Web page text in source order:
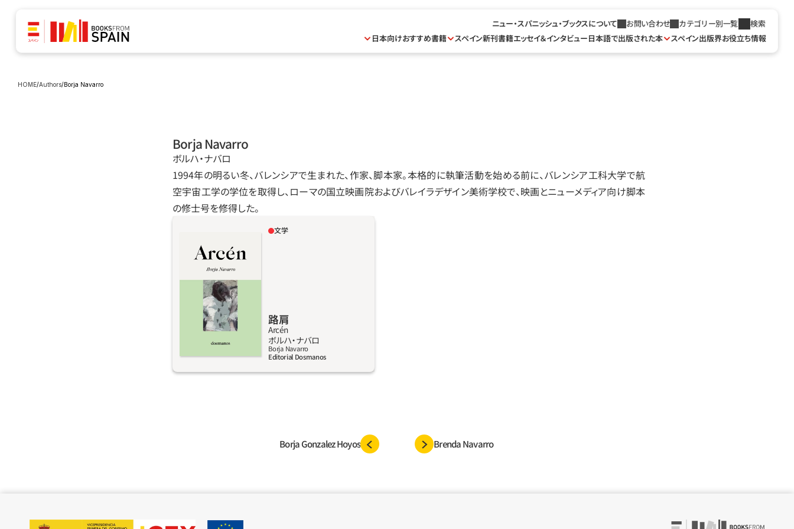
ニュー・スパニッシュ・ブックスについて お問い合わせ カテゴリー別一覧
検索
日本向けおすすめ書籍
スペイン新刊書籍エッセイ＆インタビュー日本語で出版された本 スペイン出版界お役立ち情報
HOME/Authors/Borja Navarro
Borja Navarro
ボルハ・ナバロ
1994年の明るい冬、バレンシアで生まれた、作家、脚本家。本格的に執筆活動を始める前に、バレンシア工科大学で航
空宇宙工学の学位を取得し、ローマの国立映画院およびバレイラデザイン美術学校で、映画とニューメディア向け脚本
の修士号を修得した。
本書は、バレンシアの小村落を通る州道500号
線を舞台とした一連の物語で構成される。情熱
と批判とユーモアと知性が交錯する独特の雰
囲気のなか、灼熱の地中海の風景へ読者をぐい
ぐいと誘いこむ。
詳しく見る
文学
路肩
Arcén
ボルハ・ナバロ
Borja Navarro
Editorial Dosmanos
Borja Gonzalez Hoyos Brenda Navarro